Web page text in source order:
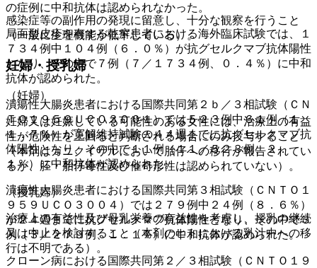
の症例に中和抗体は認められなかった。
局面型皮疹を有する乾癬患者における海外臨床試験では、１
７３４例中１０４例（６．０％）が抗グセルクマブ抗体陽性
となり、その中で７例（７／１７３４例、０．４％）に中和
抗体が認められた。
潰瘍性大腸炎患者における国際共同第２ｂ／３相試験（ＣＮ
ＴＯ１９５９ＵＣＯ３００１）では５２３例中６１例（１
１．７％）が寛解維持試験の４４週までに抗グセルクマブ抗
体陽性となり、その中で１１例（１１／５２３例、２．
１％）に中和抗体が認められた。
潰瘍性大腸炎患者における国際共同第３相試験（ＣＮＴＯ１
９５９ＵＣＯ３００４）では２７９例中２４例（８．６％）
が２４週までに抗グセルクマブ抗体陽性となり、その中で３
例（３／２７９例、１．１％）に中和抗体が認められた。
クローン病における国際共同第２／３相試験（ＣＮＴＯ１９
感染症等の副作用の発現に留意し、十分な観察を行うこと
（一般に生理機能が低下している）。
妊婦・授乳婦
（妊婦）
妊婦又は妊娠している可能性のある女性には、治療上の有益
性が危険性を上回ると判断される場合にのみ投与すること
（本剤はカニクイザルにおいて胎仔への移行が報告されてい
るが、胚・胎仔毒性及び催奇形性は認められていない）。
（授乳婦）
治療上の有益性及び母乳栄養の有益性を考慮し、授乳の継続
又は中止を検討すること（本剤のヒトにおける乳汁中への移
行は不明である）。